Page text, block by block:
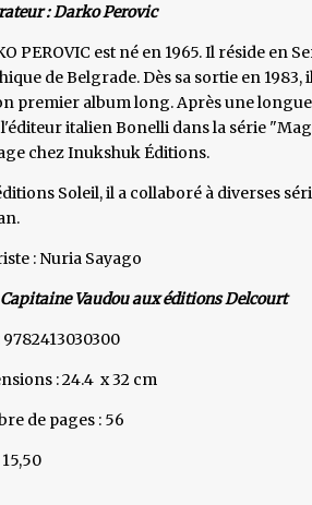
: Darko Perovic
PEROVIC est né en 1965. Il réside en
de Belgrade. Dès sa sortie en
premier album long. Après une
italien Bonelli dans la série
chez Inukshuk Éditions.
Soleil, il a collaboré à diverses
: Nuria Sayago
Capitaine Vaudou aux éditions Delcourt
9782413030300
: 24.4 x 32 cm
de pages : 56